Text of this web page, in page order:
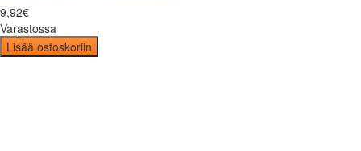
9,92€
Varastossa
Lisää ostoskoriin